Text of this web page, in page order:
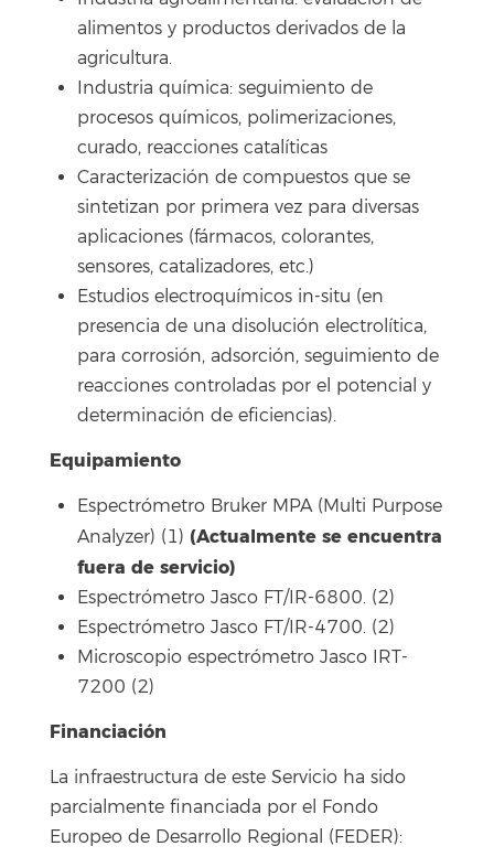
alimentos y productos derivados de la
agricultura.
Industria química: seguimiento de
procesos químicos, polimerizaciones,
curado, reacciones catalíticas
Caracterización de compuestos que se
sintetizan por primera vez para diversas
aplicaciones (fármacos, colorantes,
sensores, catalizadores, etc.)
Estudios electroquímicos in-situ (en
presencia de una disolución electrolítica,
para corrosión, adsorción, seguimiento de
reacciones controladas por el potencial y
determinación de eficiencias).
Equipamiento
Espectrómetro Bruker MPA (Multi Purpose
Analyzer) (1) (Actualmente se encuentra
fuera de servicio)
Espectrómetro Jasco FT/IR-6800. (2)
Espectrómetro Jasco FT/IR-4700. (2)
Microscopio espectrómetro Jasco IRT-
7200 (2)
Financiación
La infraestructura de este Servicio ha sido
parcialmente financiada por el Fondo
Europeo de Desarrollo Regional (FEDER):